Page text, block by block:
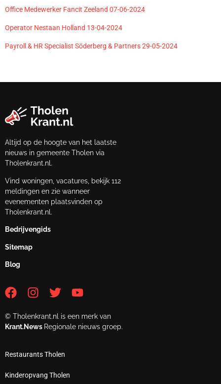
Office Medewerker Fancit Zeeland 07-06-2024
Operator Nestaan Holland 13-04-2024
Payroll & HR Specialist Söderberg & Partners 29-05-2024
Altijd op de hoogte van het laatste
nieuws in gemeente Tholen via
Tholenkrant.nl.
Vind woningen, vacatures, bekijk 112
meldingen en zie wanneer
evenementen plaatsvinden op
Tholenkrant.nl.
Bedrijvengids
Sitemap
Blog
© Tholenkrant.nl is een merk van
Krant.News Regionale nieuws groep.
Restaurants Tholen
Kinderopvang Tholen